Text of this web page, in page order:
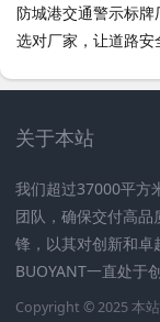
防城港交通警示标牌
选对厂家，让道路安
关于本站
我们超过37000平方
团队，确保交付高品
锋，以其对创新和卓
BUOYANT一直处于
Copyright © 2025 本